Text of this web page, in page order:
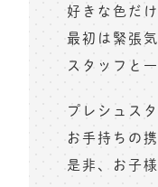
好きな色だ
最初は緊張
スタッフと
プレシュス
お手持ちの
是非、お子